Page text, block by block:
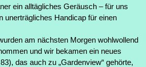
ein alltägliches Geräusch – für uns
unerträgliches Handicap für einen
am nächsten Morgen wohlwollend
und wir bekamen ein neues
das auch zu „Gardenview“ gehörte,